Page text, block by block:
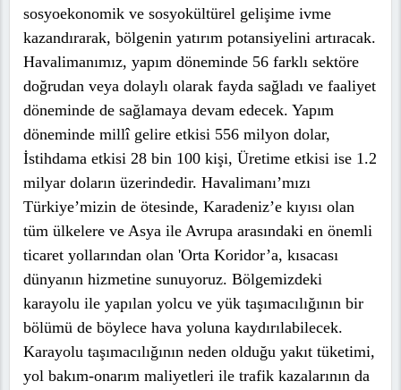
sosyoekonomik ve sosyokültürel gelişime ivme
kazandırarak, bölgenin yatırım potansiyelini artıracak.
Havalimanımız, yapım döneminde 56 farklı sektöre
doğrudan veya dolaylı olarak fayda sağladı ve faaliyet
döneminde de sağlamaya devam edecek. Yapım
döneminde millî gelire etkisi 556 milyon dolar,
İstihdama etkisi 28 bin 100 kişi, Üretime etkisi ise 1.2
milyar doların üzerindedir. Havalimanı’mızı
Türkiye’mizin de ötesinde, Karadeniz’e kıyısı olan
tüm ülkelere ve Asya ile Avrupa arasındaki en önemli
ticaret yollarından olan 'Orta Koridor’a, kısacası
dünyanın hizmetine sunuyoruz. Bölgemizdeki
karayolu ile yapılan yolcu ve yük taşımacılığının bir
bölümü de böylece hava yoluna kaydırılabilecek.
Karayolu taşımacılığının neden olduğu yakıt tüketimi,
yol bakım-onarım maliyetleri ile trafik kazalarının da